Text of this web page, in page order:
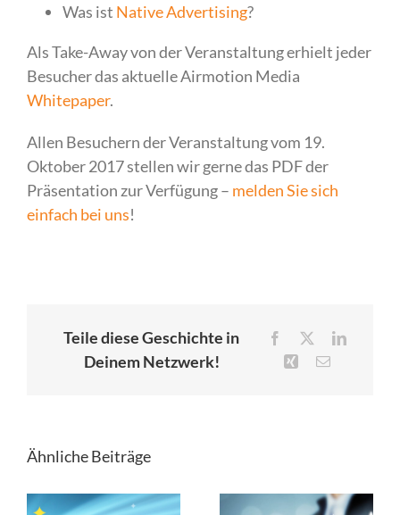
Was ist Native Advertising?
Als Take-Away von der Veranstaltung erhielt jeder
Besucher das aktuelle Airmotion Media
Whitepaper.
Allen Besuchern der Veranstaltung vom 19.
Oktober 2017 stellen wir gerne das PDF der
Präsentation zur Verfügung – melden Sie sich
einfach bei uns!
Teile diese Geschichte in
Deinem Netzwerk!
Facebook
LinkedIn
Xing E-
Ähnliche Beiträge